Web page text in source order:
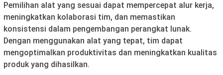
Pemilihan alat yang sesuai dapat mempercepat alur kerja,
meningkatkan kolaborasi tim, dan memastikan
konsistensi dalam pengembangan perangkat lunak.
Dengan menggunakan alat yang tepat, tim dapat
mengoptimalkan produktivitas dan meningkatkan kualitas
produk yang dihasilkan.